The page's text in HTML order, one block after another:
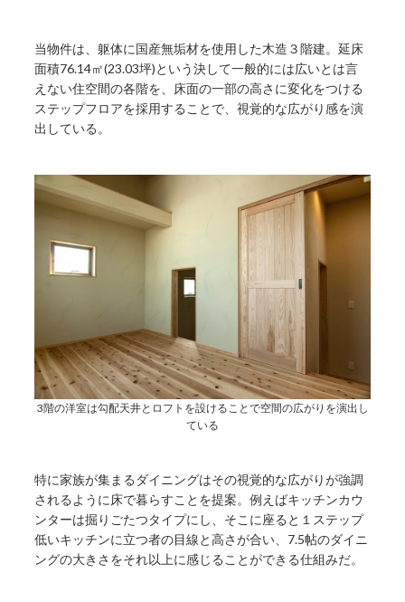
当物件は、躯体に国産無垢材を使用した木造３階建。延床
面積76.14㎡(23.03坪)という決して一般的には広いとは言
えない住空間の各階を、床面の一部の高さに変化をつける
ステップフロアを採用することで、視覚的な広がり感を演
出している。
3階の洋室は勾配天井とロフトを設けることで空間の広がりを演出し
ている
特に家族が集まるダイニングはその視覚的な広がりが強調
されるように床で暮らすことを提案。例えばキッチンカウ
ンターは掘りごたつタイプにし、そこに座ると１ステップ
低いキッチンに立つ者の目線と高さが合い、7.5帖のダイニ
ングの大きさをそれ以上に感じることができる仕組みだ。